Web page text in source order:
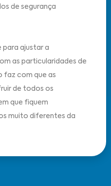
de segurança
para ajustar a
as particularidades de
faz com que as
de todos os
que fiquem
muito diferentes da